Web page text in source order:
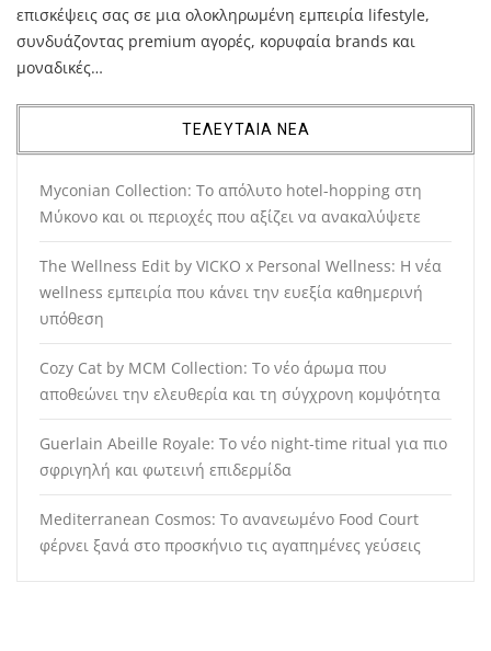
επισκέψεις σας σε μια ολοκληρωμένη εμπειρία lifestyle,
συνδυάζοντας premium αγορές, κορυφαία brands και
μοναδικές…
ΤΕΛΕΥΤΑΙΑ ΝΕΑ
Myconian Collection: Το απόλυτο hotel-hopping στη
Μύκονο και οι περιοχές που αξίζει να ανακαλύψετε
The Wellness Edit by VICKO x Personal Wellness: Η νέα
wellness εμπειρία που κάνει την ευεξία καθημερινή
υπόθεση
Cozy Cat by MCM Collection: Το νέο άρωμα που
αποθεώνει την ελευθερία και τη σύγχρονη κομψότητα
Guerlain Abeille Royale: Το νέο night-time ritual για πιο
σφριγηλή και φωτεινή επιδερμίδα
Mediterranean Cosmos: Το ανανεωμένο Food Court
φέρνει ξανά στο προσκήνιο τις αγαπημένες γεύσεις